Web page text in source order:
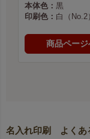
本体色： 黒
印刷色： 白（No.2
商品ページ
名入れ印刷 よくあ